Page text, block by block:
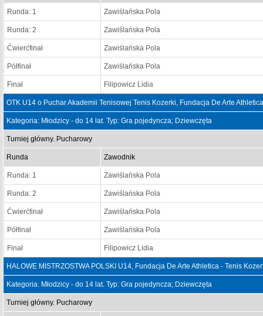
Runda: 1 Zawiślańska Pola
Runda: 2 Zawiślańska Pola
Ćwierćfinał Zawiślańska Pola
Półfinał Zawiślańska Pola
Finał Filipowicz Lidia
OTK U14 o Puchar Akademii Tenisowej Tenis Kozerki, Fundacja De Arte
Kategoria: Młodzicy - do 14 lat. Typ: Gra pojedyncza; Dziewczęta
Turniej główny. Pucharowy
Runda Zawodnik
Runda: 1 Zawiślańska Pola
Runda: 2 Zawiślańska Pola
Ćwierćfinał Zawiślańska Pola
Półfinał Zawiślańska Pola
Finał Filipowicz Lidia
HALOWE MISTRZOSTWA POLSKI U14, Fundacja De Arte Athletica - Tenis
Kategoria: Młodzicy - do 14 lat. Typ: Gra pojedyncza; Dziewczęta
Turniej główny. Pucharowy